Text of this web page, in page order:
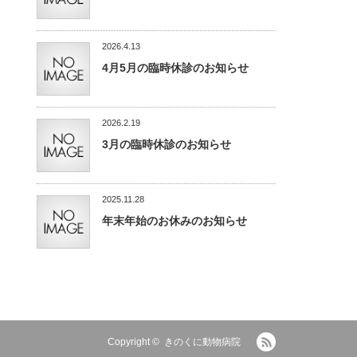
2026.4.13
4月5月の臨時休診のお知らせ
2026.2.19
3月の臨時休診のお知らせ
2025.11.28
年末年始のお休みのお知らせ
Copyright © きのくに動物病院